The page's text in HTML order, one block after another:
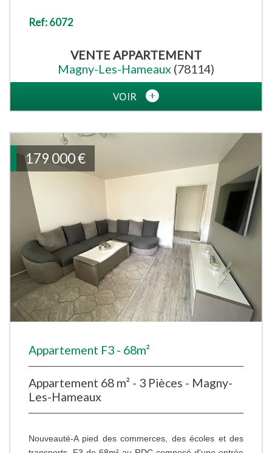
Ref: 6072
VENTEAPPARTEMENT
Magny-Les-Hameaux (78114)
VOIR
179 000€
Appartement F3 - 68m²
Appartement 68 m² - 3 Pièces - Magny-
Les-Hameaux
Nouveauté-A pied des commerces, des écoles et des